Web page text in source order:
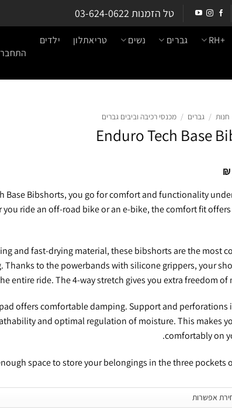
טל הזמנות 03-624-0622
+RH גברים נשים טריאתלון ילדים
חנות / גברים / מכנסי רכיבה וביבים גברים
Enduro Tech Base
₪
Base Bibshorts, you go for comfort and functionality
you ride an off-road bike or an e-bike, the comfort fit
and fast-drying material, these bibshorts are the most
Thanks to the powerbands with silicone grippers, your
entire ride. The 4-way stretch gives you extra freedom of
offers comfortable damping. Support and perforations
and optimal regulation of moisture. This makes
comfortably on
space to store your belongings in the three pockets